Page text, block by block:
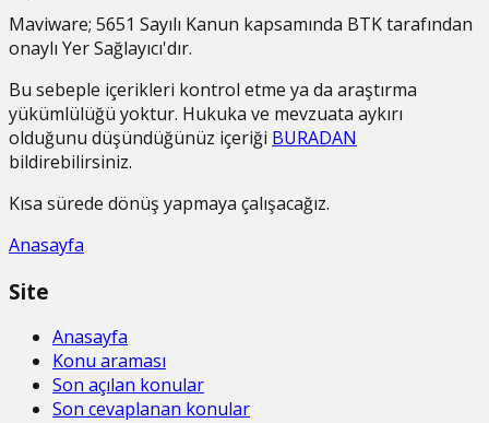
Maviware; 5651 Sayılı Kanun kapsamında BTK tarafından
onaylı Yer Sağlayıcı'dır.
Bu sebeple içerikleri kontrol etme ya da araştırma
yükümlülüğü yoktur. Hukuka ve mevzuata aykırı
olduğunu düşündüğünüz içeriği BURADAN
bildirebilirsiniz.
Kısa sürede dönüş yapmaya çalışacağız.
Anasayfa
Site
Anasayfa
Konu araması
Son açılan konular
Son cevaplanan konular